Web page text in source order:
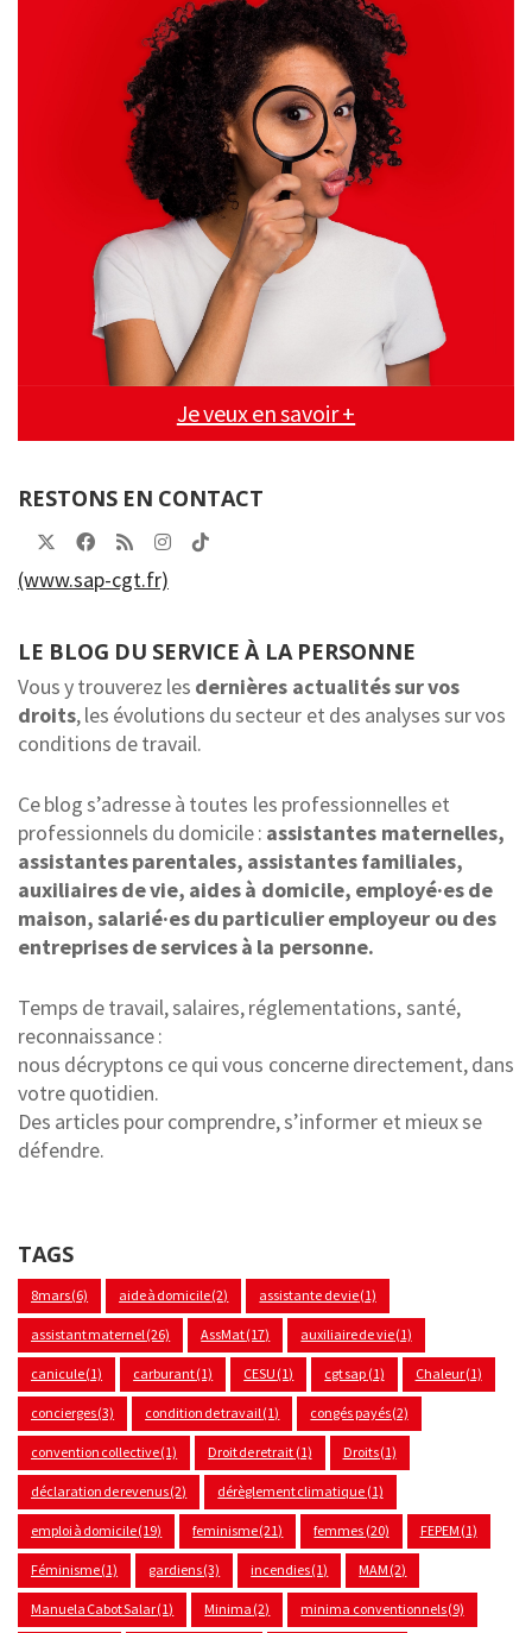
Je veux en savoir +
RESTONS EN CONTACT
(www.sap-cgt.fr)
LE BLOG DU SERVICE À LA PERSONNE
Vous y trouverez les dernières actualités sur vos
droits, les évolutions du secteur et des analyses sur vos
conditions de travail.
Ce blog s’adresse à toutes les professionnelles et
professionnels du domicile : assistantes maternelles,
assistantes parentales, assistantes familiales,
auxiliaires de vie, aides à domicile, employé·es de
maison, salarié·es du particulier employeur ou des
entreprises de services à la personne.
Temps de travail, salaires, réglementations, santé,
reconnaissance :
nous décryptons ce qui vous concerne directement, dans
votre quotidien.
Des articles pour comprendre, s’informer et mieux se
défendre.
TAGS
8mars(6) aide à domicile(2) assistante de vie(1)
assistant maternel(26) AssMat(17) auxiliaire de vie(1)
canicule(1) carburant(1) CESU (1) cgt sap (1) Chaleur(1)
concierges(3) condition de travail(1) congés payés(2)
convention collective(1) Droit de retrait (1) Droits(1)
déclaration de revenus(2) dérèglement climatique (1)
emploi à domicile(19) feminisme(21) femmes (20) FEPEM (1)
Féminisme(1) gardiens(3) incendies(1) MAM (2)
Manuela Cabot Salar(1) Minima (2) minima conventionnels(9)